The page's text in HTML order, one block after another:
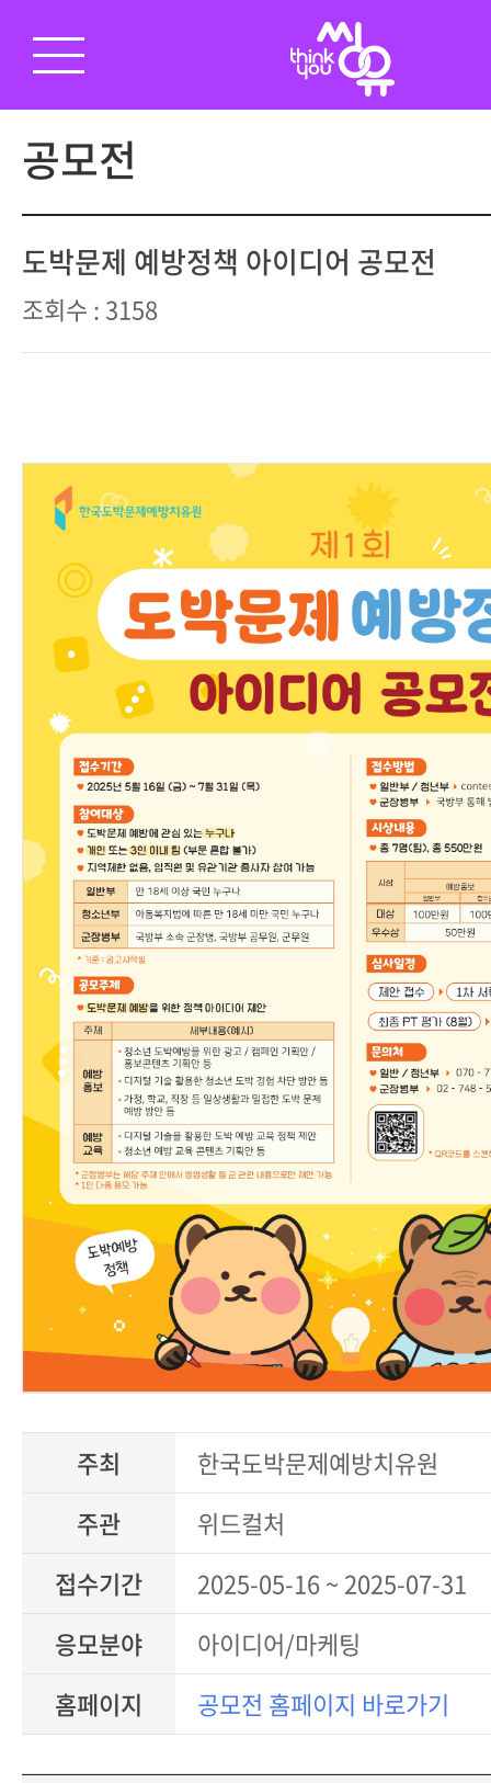
공모전
도박문제 예방정책 아이디어 공모전
조회수 : 3158
주최
한국도박문제예방치유원
주관
위드컬처
접수기간
2025-05-16 ~ 2025-07-31
응모분야
아이디어/마케팅
홈페이지
공모전 홈페이지 바로가기